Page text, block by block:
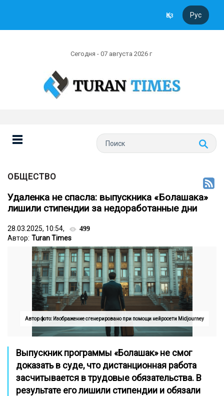
Қаз Рус
Сегодня - 07 августа 2026 г
ОБЩЕСТВО
Удаленка не спасла: выпускника «Болашака»
лишили стипендии за недоработанные дни
28.03.2025, 10:54, 499
Автор: Turan Times
Автор фото: Изображение сгенерировано при помощи нейросети Midjourney
Выпускник программы «Болашак» не смог
доказать в суде, что дистанционная работа
засчитывается в трудовые обязательства. В
результате его лишили стипендии и обязали